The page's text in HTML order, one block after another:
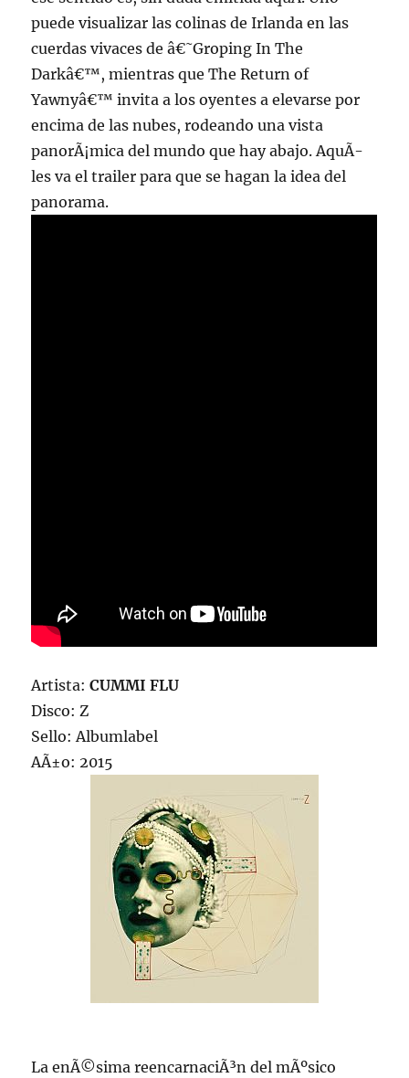
puede visualizar las colinas de Irlanda en las
cuerdas vivaces de â€˜Groping In The
Darkâ€™, mientras que The Return of
Yawnyâ€™ invita a los oyentes a elevarse por
encima de las nubes, rodeando una vista
panorÃ¡mica del mundo que hay abajo. AquÃ­
les va el trailer para que se hagan la idea del
panorama.
Artista:CUMMI FLU
Disco: Z
Sello: Albumlabel
AÃ±o: 2015
La enÃ©sima reencarnaciÃ³n del mÃºsico